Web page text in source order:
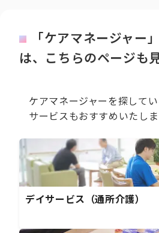
「ケアマネージャー
は、こちらのページも
ケアマネージャーを探して
サービスもおすすめいたしま
デイサービス（通所介護）